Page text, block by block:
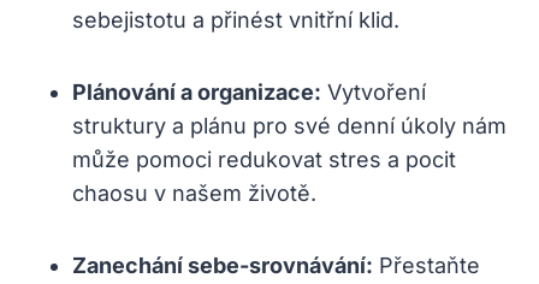
sebejistotu a přinést vnitřní klid.
Plánování a organizace: Vytvoření
struktury a plánu pro své denní úkoly nám
může pomoci redukovat stres a pocit
chaosu v našem životě.
Zanechání sebe-srovnávání: Přestaňte